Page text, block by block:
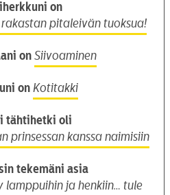
on
pitaleivän tuoksua!
on Siivoaminen
on Kotitakki
tähtihetki oli
prinsessan kanssa naimisiin
tekemäni asia
ja henkiin… tule